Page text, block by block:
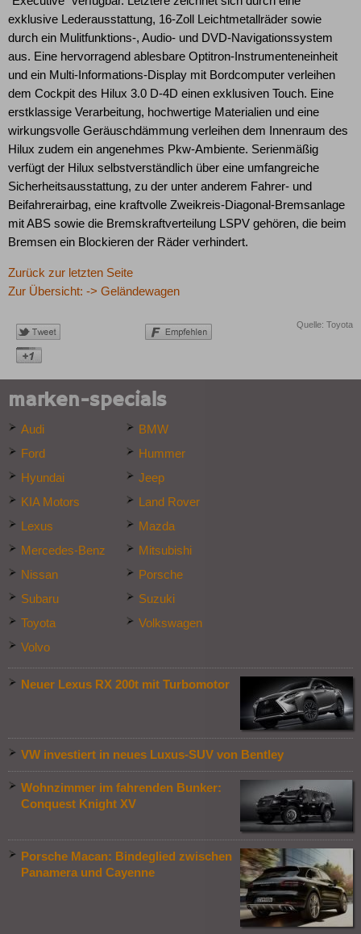
exklusive Lederausstattung, 16-Zoll Leichtmetallräder sowie
durch ein Mulitfunktions-, Audio- und DVD-Navigationssystem
aus. Eine hervorragend ablesbare Optitron-Instrumenteneinheit
und ein Multi-Informations-Display mit Bordcomputer verleihen
dem Cockpit des Hilux 3.0 D-4D einen exklusiven Touch. Eine
erstklassige Verarbeitung, hochwertige Materialien und eine
wirkungsvolle Geräuschdämmung verleihen dem Innenraum des
Hilux zudem ein angenehmes Pkw-Ambiente. Serienmäßig
verfügt der Hilux selbstverständlich über eine umfangreiche
Sicherheitsausstattung, zu der unter anderem Fahrer- und
Beifahrerairbag, eine kraftvolle Zweikreis-Diagonal-Bremsanlage
mit ABS sowie die Bremskraftverteilung LSPV gehören, die beim
Bremsen ein Blockieren der Räder verhindert.
Zurück zur letzten Seite
Zur Übersicht: -> Geländewagen
Quelle: Toyota
marken-specials
Audi
BMW
Ford
Hummer
Hyundai
Jeep
KIA Motors
Land Rover
Lexus
Mazda
Mercedes-Benz
Mitsubishi
Nissan
Porsche
Subaru
Suzuki
Toyota
Volkswagen
Volvo
Neuer Lexus RX 200t mit Turbomotor
VW investiert in neues Luxus-SUV von Bentley
Wohnzimmer im fahrenden Bunker:
Conquest Knight XV
Porsche Macan: Bindeglied zwischen
Panamera und Cayenne